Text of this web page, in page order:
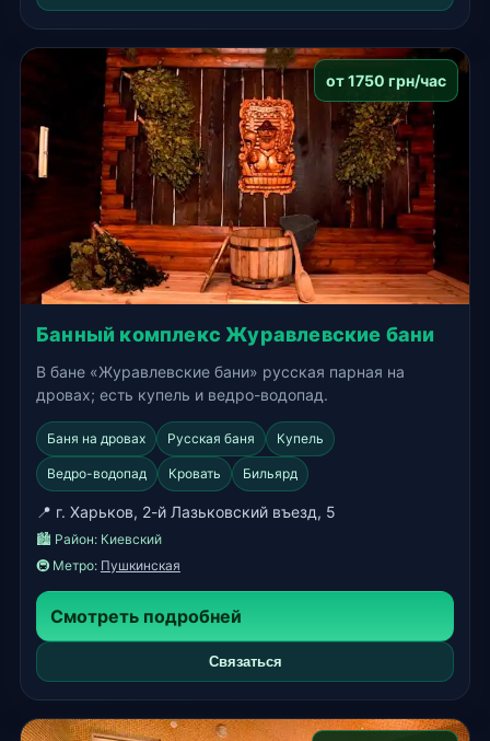
от 1750 грн/час
Банный комплекс Журавлевские бани
В бане «Журавлевские бани» русская парная на
дровах; есть купель и ведро-водопад.
Баня на дровах Русская баня Купель
Ведро-водопад Кровать Бильярд
📍 г. Харьков, 2-й Лазьковский въезд, 5
🏙️ Район: Киевский
🚇 Метро: Пушкинская
Смотреть подробней
Связаться